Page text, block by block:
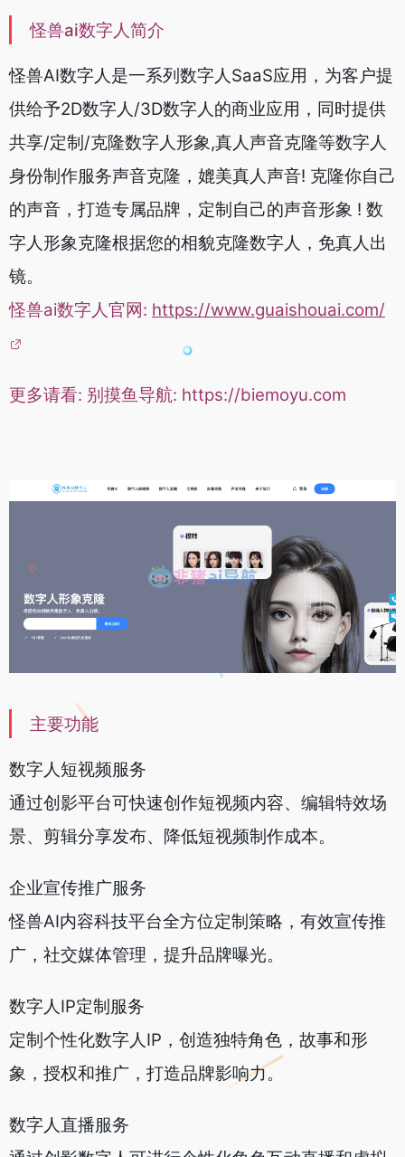
怪兽ai数字人简介
怪兽AI数字人是一系列数字人SaaS应用，为客户提
供给予2D数字人/3D数字人的商业应用，同时提供
共享/定制/克隆数字人形象,真人声音克隆等数字人
身份制作服务声音克隆，媲美真人声音! 克隆你自己
的声音，打造专属品牌，定制自己的声音形象 ! 数
字人形象克隆根据您的相貌克隆数字人，免真人出
镜。
怪兽ai数字人官网: https://www.guaishouai.com/
更多请看: 别摸鱼导航: https://biemoyu.com
主要功能
数字人短视频服务
通过创影平台可快速创作短视频内容、编辑特效场
景、剪辑分享发布、降低短视频制作成本。
企业宣传推广服务
怪兽AI内容科技平台全方位定制策略，有效宣传推
广，社交媒体管理，提升品牌曝光。
数字人IP定制服务
定制个性化数字人IP，创造独特角色，故事和形
象，授权和推广，打造品牌影响力。
数字人直播服务